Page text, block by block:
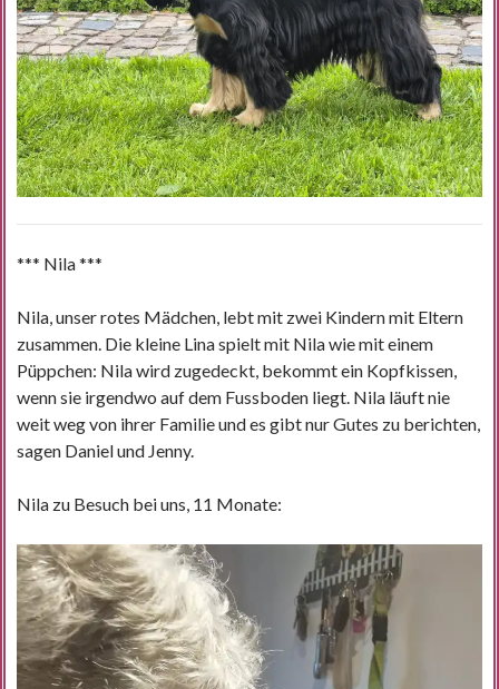
*** Nila ***
Nila, unser rotes Mädchen, lebt mit zwei Kindern mit Eltern
zusammen. Die kleine Lina spielt mit Nila wie mit einem
Püppchen: Nila wird zugedeckt, bekommt ein Kopfkissen,
wenn sie irgendwo auf dem Fussboden liegt. Nila läuft nie
weit weg von ihrer Familie und es gibt nur Gutes zu berichten,
sagen Daniel und Jenny.
Nila zu Besuch bei uns, 11 Monate: